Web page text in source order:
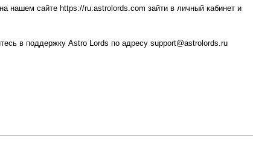
нашем сайте https://ru.astrolords.com зайти в личный кабинет и
в поддержку Astro Lords по адресу support@astrolords.ru